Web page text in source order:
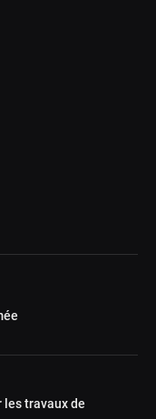
les travaux de